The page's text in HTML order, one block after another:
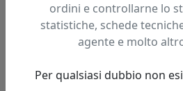
A
ordini e controllarne lo
statistiche, schede
agente e molto
Per qualsiasi dubbio non